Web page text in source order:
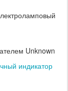
Unknown
индикатор